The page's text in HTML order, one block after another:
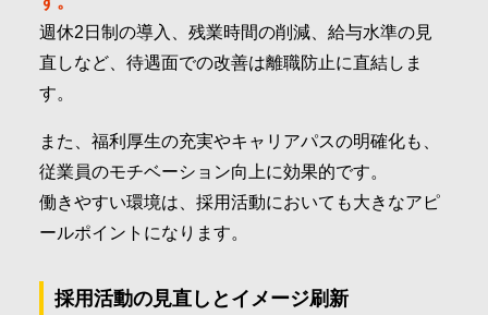
週休2日制の導入、残業時間の削減、給与水準の見
直しなど、待遇面での改善は離職防止に直結しま
す。
また、福利厚生の充実やキャリアパスの明確化も、
従業員のモチベーション向上に効果的です。
働きやすい環境は、採用活動においても大きなアピ
ールポイントになります。
採用活動の見直しとイメージ刷新